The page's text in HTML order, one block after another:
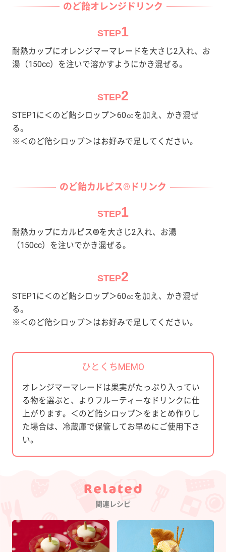
のど飴オレンジドリンク
STEP1
耐熱カップにオレンジマーマレードを大さじ2入れ、お
湯（150cc）を注いで溶かすようにかき混ぜる。
STEP2
STEP1に＜のど飴シロップ＞60㏄を加え、かき混ぜ
る。
※＜のど飴シロップ＞はお好みで足してください。
のど飴カルピス®ドリンク
STEP1
耐熱カップにカルピス®を大さじ2入れ、お湯
（150cc）を注いでかき混ぜる。
STEP2
STEP1に＜のど飴シロップ＞60㏄を加え、かき混ぜ
る。
※＜のど飴シロップ＞はお好みで足してください。
ひとくちMEMO
オレンジマーマレードは果実がたっぷり入ってい
る物を選ぶと、よりフルーティーなドリンクに仕
上がります。＜のど飴シロップ＞をまとめ作りし
た場合は、冷蔵庫で保管してお早めにご使用下さ
い。
Category
関連レシピ